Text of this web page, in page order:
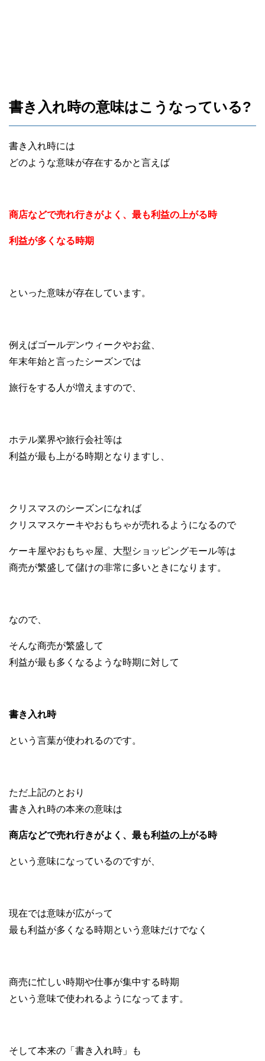
書き入れ時の意味はこうなっている?
書き入れ時には
どのような意味が存在するかと言えば
商店などで売れ行きがよく、最も利益の上がる時
利益が多くなる時期
といった意味が存在しています。
例えばゴールデンウィークやお盆、
年末年始と言ったシーズンでは
旅行をする人が増えますので、
ホテル業界や旅行会社等は
利益が最も上がる時期となりますし、
クリスマスのシーズンになれば
クリスマスケーキやおもちゃが売れるようになるので
ケーキ屋やおもちゃ屋、大型ショッピングモール等は
商売が繁盛して儲けの非常に多いときになります。
なので、
そんな商売が繁盛して
利益が最も多くなるような時期に対して
書き入れ時
という言葉が使われるのです。
ただ上記のとおり
書き入れ時の本来の意味は
商店などで売れ行きがよく、最も利益の上がる時
という意味になっているのですが、
現在では意味が広がって
最も利益が多くなる時期という意味だけでなく
商売に忙しい時期や仕事が集中する時期
という意味で使われるようになってます。
そして本来の「書き入れ時」も